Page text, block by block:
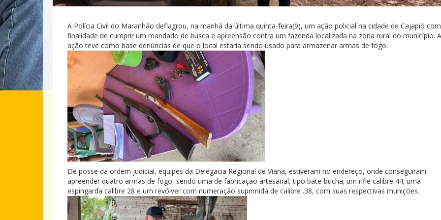
A Polícia Civil do Maranhão deflagrou, na manhã da última quinta-feira(9), um ação policial na cidade de Cajapió
finalidade de cumprir um mandado de busca e apreensão contra um fazenda localizada na zona rural do município. A
ação teve como base denúncias de que o local estaria sendo usado para armazenar armas de fogo.
De posse da ordem judicial, equipes da Delegacia Regional de Viana, estiveram no endereço, onde conseguiram
apreender quatro armas de fogo, sendo uma de fabricação artesanal, tipo bate-bucha; um rifle calibre 44; uma
espingarda calibre 28 e um revólver com numeração suprimida de calibre .38, com suas respectivas munições.